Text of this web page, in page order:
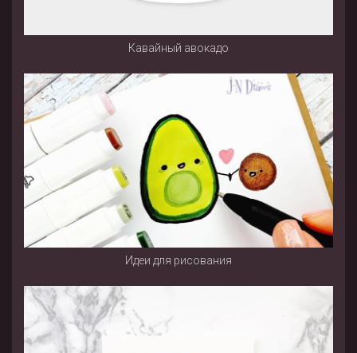
Кавайный авокадо
Идеи для рисования